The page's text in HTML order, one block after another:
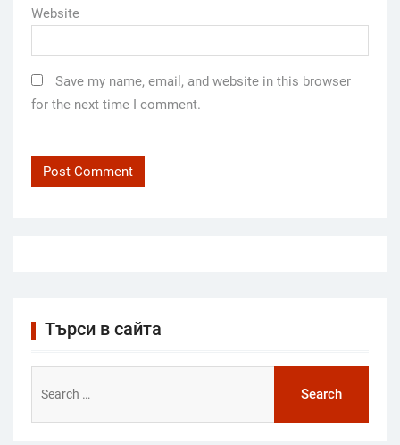
Website
Save my name, email, and website in this browser
for the next time I comment.
Търси в сайта
for: